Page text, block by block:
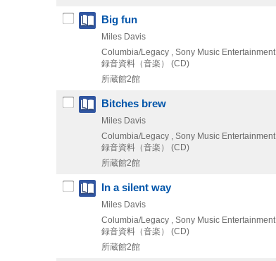
Big fun
Miles Davis
Columbia/Legacy , Sony Music Entertainment
録音資料（音楽） (CD)
所蔵館2館
Bitches brew
Miles Davis
Columbia/Legacy , Sony Music Entertainment
録音資料（音楽） (CD)
所蔵館2館
In a silent way
Miles Davis
Columbia/Legacy , Sony Music Entertainment
録音資料（音楽） (CD)
所蔵館2館